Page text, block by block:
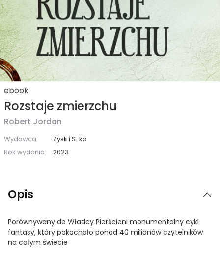
ebook
Rozstaje zmierzchu
Robert Jordan
Wydawca:
Zysk i S-ka
Rok wydania:
2023
Opis
Porównywany do Władcy Pierścieni monumentalny cykl
fantasy, który pokochało ponad 40 milionów czytelników
na całym świecie